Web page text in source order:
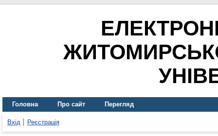
Головна Про сайт Перегляд
Вхід Реєстрація